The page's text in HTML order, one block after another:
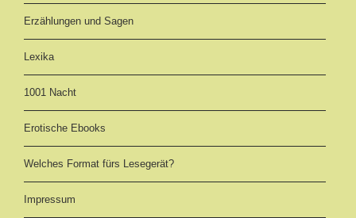
Erzählungen und Sagen
Lexika
1001 Nacht
Erotische Ebooks
Welches Format fürs Lesegerät?
Impressum